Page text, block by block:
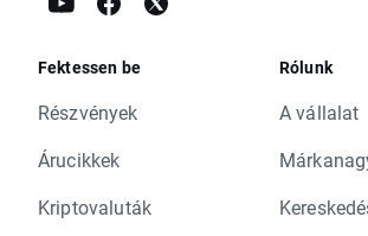
Fektessen be
Részvények
Árucikkek
Kriptovaluták
Rólunk
A vállalat